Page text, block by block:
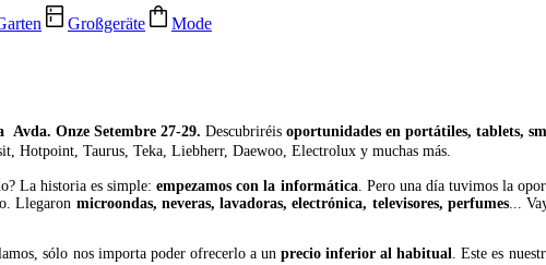
Großgeräte Mode
Avda. Onze Setembre 27-29. Descubriréis oportunidades en portátiles, tablets,
Hotpoint, Taurus, Teka, Liebherr, Daewoo, Electrolux y muchas más.
La historia es simple:empezamos con la informática. Pero una día tuvimos la
Llegaron microondas, neveras, lavadoras, electrónica, televisores, perfumes ...
sólo nos importa poder ofrecerlo a unprecio inferior al habitual . Este es